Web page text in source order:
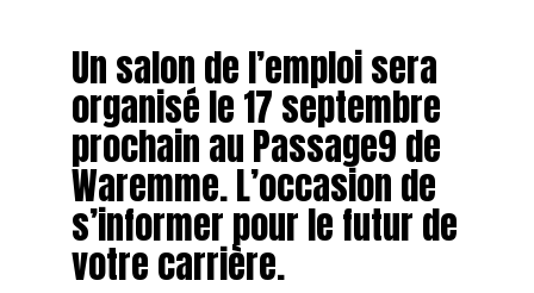
Un salon de l’emploi sera
organisé le 17 septembre
prochain au Passage9 de
Waremme. L’occasion de
s’informer pour le futur de
votre carrière.